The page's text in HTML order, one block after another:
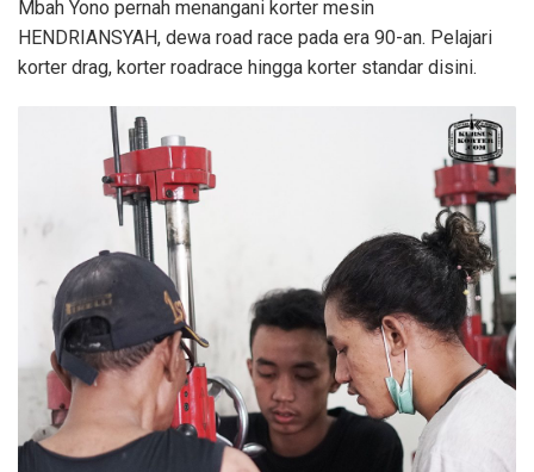
Mbah Yono pernah menangani korter mesin
HENDRIANSYAH, dewa road race pada era 90-an. Pelajari
korter drag, korter roadrace hingga korter standar disini.